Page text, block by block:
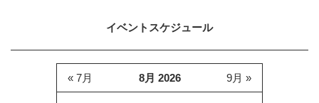
イベントスケジュール
8月 2026
« 7月 9月 »